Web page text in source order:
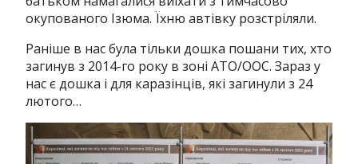
окупованого Ізюма. Їхню автівку розстріляли.
Раніше в нас була тільки дошка пошани тих, хто
загинув з 2014-го року в зоні АТО/ООС. Зараз у
нас є дошка і для каразінців, які загинули з 24
лютого…